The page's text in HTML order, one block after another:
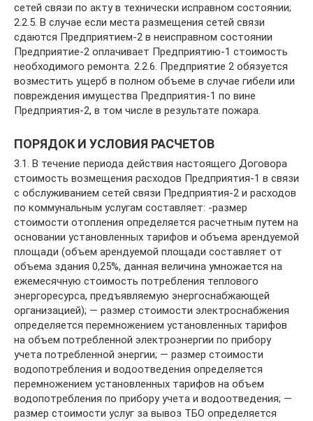
сетей связи по акту в технически исправном состоянии;
2.2.5. В случае если места размещения сетей связи
сдаются Предприятием-2 в неисправном состоянии
Предприятие-2 оплачивает Предприятию-1 стоимость
необходимого ремонта. 2.2.6. Предприятие 2 обязуется
возместить ущерб в полном объеме в случае гибели или
повреждения имущества Предприятия-1 по вине
Предприятия-2, в том числе в результате пожара.
ПОРЯДОК И УСЛОВИЯ РАСЧЕТОВ
3.1. В течение периода действия настоящего Договора
стоимость возмещения расходов Предприятия-1 в связи
с обслуживанием сетей связи Предприятия-2 и расходов
по коммунальным услугам составляет: -размер
стоимости отопления определяется расчетным путем на
основании установленных тарифов и объема арендуемой
площади (объем арендуемой площади составляет от
объема здания 0,25%, данная величина умножается на
ежемесячную стоимость потребления теплового
энергоресурса, предъявляемую энергоснабжающей
организацией); — размер стоимости электроснабжения
определяется перемножением установленных тарифов
на объем потребленной электроэнергии по прибору
учета потребленной энергии; — размер стоимости
водопотребления и водоотведения определяется
перемножением установленных тарифов на объем
водопотребления по прибору учета и водоотведения; —
размер стоимости услуг за вывоз ТБО определяется